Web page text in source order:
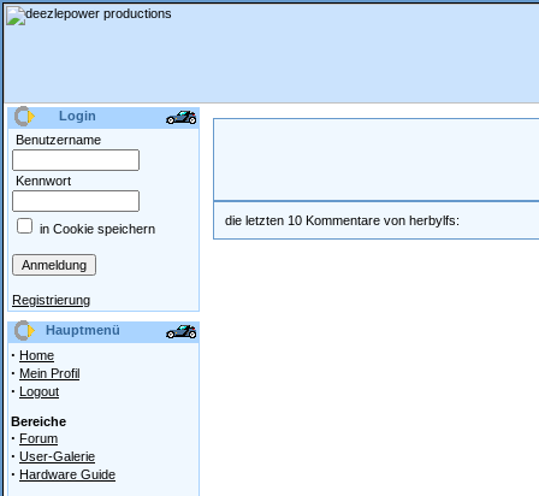
Login
Benutzername
Kennwort
in Cookie speichern
Registrierung
Hauptmenü
· Home
· Mein Profil
· Logout
Bereiche
· Forum
· User-Galerie
· Hardware Guide
die letzten 10 Kommentare von herbylfs: